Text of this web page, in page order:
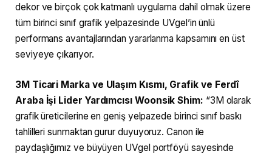
dekor ve birçok çok katmanlı uygulama dahil olmak üzere
tüm birinci sınıf grafik yelpazesinde UVgel’in ünlü
performans avantajlarından yararlanma kapsamını en üst
seviyeye çıkarıyor.
3M Ticari Marka ve Ulaşım Kısmı, Grafik ve Ferdî
Araba İşi Lider Yardımcısı Woonsik Shim: “3M olarak
grafik üreticilerine en geniş yelpazede birinci sınıf baskı
tahlilleri sunmaktan gurur duyuyoruz. Canon ile
paydaşlığımız ve büyüyen UVgel portföyü sayesinde